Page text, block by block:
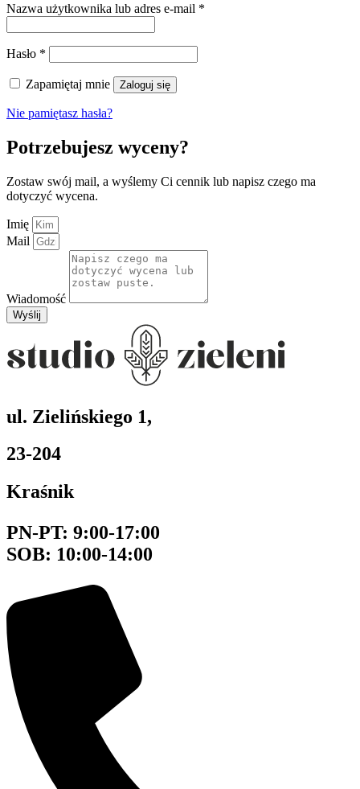
Nazwa użytkownika lub adres e-mail *
Hasło *
Zapamiętaj mnie Zaloguj się
Nie pamiętasz hasła?
Potrzebujesz wyceny?
Zostaw swój mail, a wyślemy Ci cennik lub napisz czego ma
dotyczyć wycena.
Imię
Mail
Wiadomość
Wyślij
ul. Zielińskiego 1,
23-204
Kraśnik
PN-PT: 9:00-17:00
SOB: 10:00-14:00